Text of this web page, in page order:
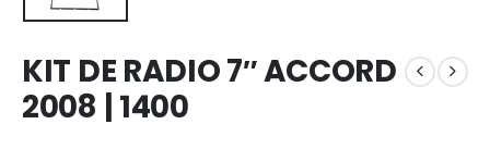
KIT DE RADIO 7″ ACCORD
2008 | 1400